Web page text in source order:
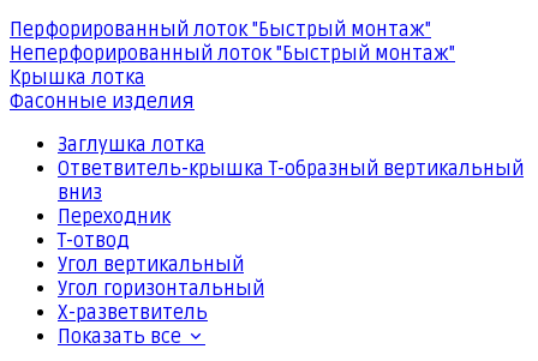
Перфорированный лоток "Быстрый монтаж"
Неперфорированный лоток "Быстрый монтаж"
Крышка лотка
Фасонные изделия
Заглушка лотка
Ответвитель-крышка Т-образный вертикальный
вниз
Переходник
Т-отвод
Угол вертикальный
Угол горизонтальный
Х-разветвитель
Показать все